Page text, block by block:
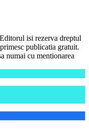
isi rezerva dreptul
numai cu mentionarea